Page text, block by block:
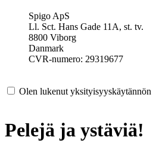
Spigo ApS
Ll. Sct. Hans Gade 11A, st. tv.
8800 Viborg
Danmark
CVR-numero: 29319677
Olen lukenut yksityisyyskäytännön
Pelejä ja ystäviä!